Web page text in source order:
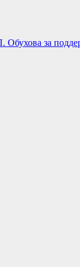
Обухова за